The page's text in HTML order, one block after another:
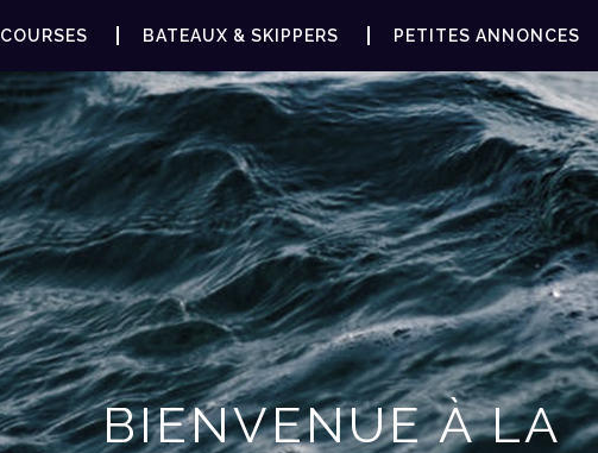
COURSES BATEAUX & SKIPPERS PETITES ANNONCES
BIENVENUE À LA